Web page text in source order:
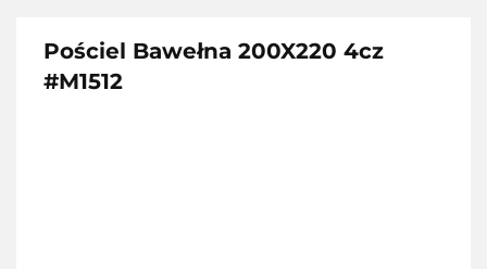
Pościel Bawełna 200X220 4cz
#M1512